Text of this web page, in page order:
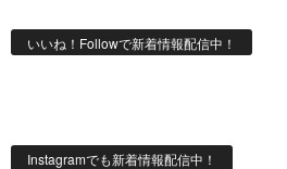
いいね！Followで新着情報配信中！
Instagramでも新着情報配信中！